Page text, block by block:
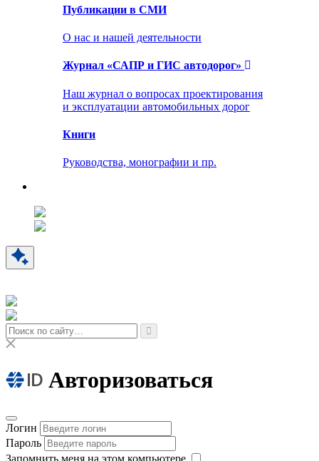
Публикации в СМИ
О нас и нашей деятельности
Журнал «САПР и ГИС автодорог»
Наш журнал о вопросах проектирования
и эксплуатации автомобильных дорог
Книги
Руководства, монографии и пр.
Авторизоваться
Логин
Пароль